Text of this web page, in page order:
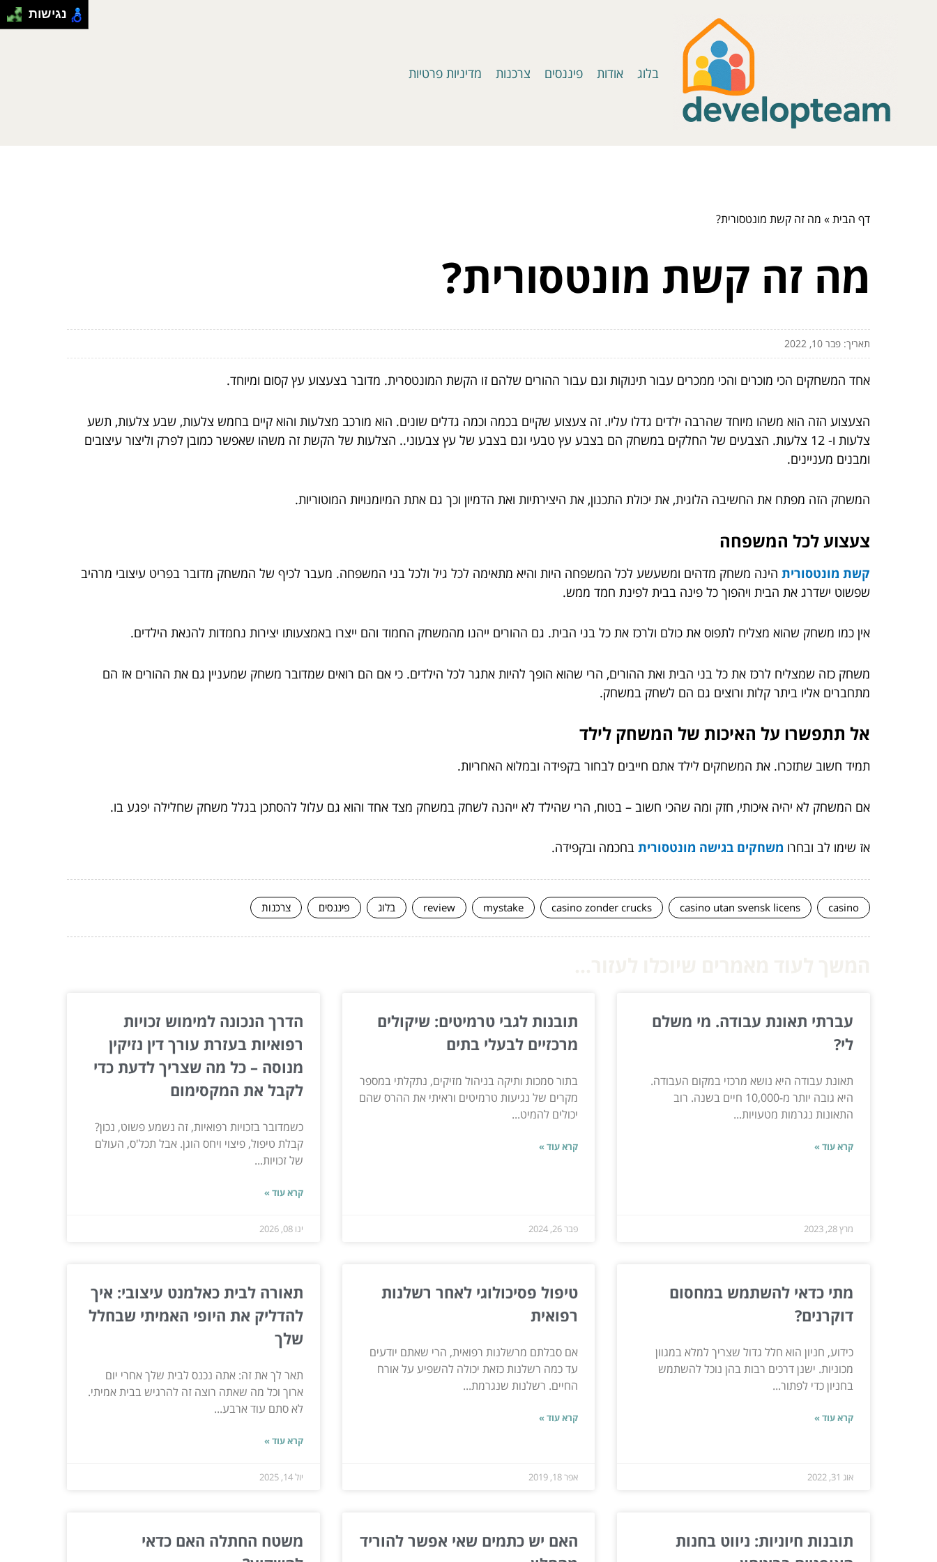
בלוג אודות פיננסים צרכנות מדיניות פרטיות
דף הבית» מה זה קשת מונטסורית?
מה זה קשת מונטסורית?
תאריך: פבר 10, 2022
אחד המשחקים הכי מוכרים והכי ממכרים עבור תינוקות וגם עבור ההורים שלהם זו הקשת המונטסרית. מדובר בצעצוע עץ קסום ומיוחד.
הצעצוע הזה הוא משהו מיוחד שהרבה ילדים גדלו עליו. זה צעצוע שקיים בכמה וכמה גדלים שונים. הוא מורכב מצלעות והוא קיים בחמש צלעות, שבע צלעות, תשע
צלעות ו- 12 צלעות. הצבעים של החלקים במשחק הם בצבע עץ טבעי וגם בצבע של עץ צבעוני.. הצלעות של הקשת זה משהו שאפשר כמובן לפרק וליצור עיצובים
ומבנים מעניינים.
המשחק הזה מפתח את החשיבה הלוגית, את יכולת התכנון, את היצירתיות ואת הדמיון וכך גם אתת המיומנויות המוטוריות.
צעצוע לכל המשפחה
קשת מונטסורית הינה משחק מדהים ומשעשע לכל המשפחה היות והיא מתאימה לכל גיל ולכל בני המשפחה. מעבר לכיף של המשחק מדובר בפריט עיצובי מרהיב
שפשוט ישדרג את הבית ויהפוך כל פינה בבית לפינת חמד ממש.
אין כמו משחק שהוא מצליח לתפוס את כולם ולרכז את כל בני הבית. גם ההורים ייהנו מהמשחק החמוד והם ייצרו באמצעותו יצירות נחמדות להנאת הילדים.
משחק כזה שמצליח לרכז את כל בני הבית ואת ההורים, הרי שהוא הופך להיות אתגר לכל הילדים. כי אם הם רואים שמדובר משחק שמעניין גם את ההורים אז הם
מתחברים אליו ביתר קלות ורוצים גם הם לשחק במשחק.
אל תתפשרו על האיכות של המשחק לילד
תמיד חשוב שתזכרו. את המשחקים לילד אתם חייבים לבחור בקפידה ובמלוא האחריות.
אם המשחק לא יהיה איכותי, חזק ומה שהכי חשוב – בטוח, הרי שהילד לא ייהנה לשחק במשחק מצד אחד והוא גם עלול להסתכן בגלל משחק שחלילה יפגע בו.
אז שימו לב ובחרו משחקים בגישה מונטסורית בחכמה ובקפידה.
casino
casino utan svensk licens
casino zonder crucks
mystake
review בלוג פיננסים צרכנות
עברתי תאונת עבודה. מי משלם
לי?
תאונת עבודה היא נושא מרכזי במקום העבודה.
היא גובה יותר מ-10,000 חיים בשנה. רוב
התאונות נגרמות מטעויות...
קרא עוד »
מרץ 28, 2023
תובנות לגבי טרמיטים: שיקולים
מרכזיים לבעלי בתים
בתור סמכות ותיקה בניהול מזיקים, נתקלתי במספר
מקרים של נגיעות טרמיטים וראיתי את ההרס שהם
יכולים להמיט...
קרא עוד »
פבר 26, 2024
הדרך הנכונה למימוש זכויות
רפואיות בעזרת עורך דין נזיקין
מנוסה – כל מה שצריך לדעת כדי
לקבל את המקסימום
כשמדובר בזכויות רפואיות, זה נשמע פשוט, נכון?
קבלת טיפול, פיצוי ויחס הוגן. אבל תכל'ס, העולם
של זכויות...
קרא עוד »
ינו 08, 2026
מתי כדאי להשתמש במחסום
דוקרנים?
כידוע, חניון הוא חלל גדול שצריך למלא במגוון
מכוניות. ישנן דרכים רבות בהן נוכל להשתמש
בחניון כדי לפתור...
קרא עוד »
אוג 31, 2022
טיפול פסיכולוגי לאחר רשלנות
רפואית
אם סבלתם מרשלנות רפואית, הרי שאתם יודעים
עד כמה רשלנות כזאת יכולה להשפיע על אורח
החיים. רשלנות שנגרמת...
קרא עוד »
אפר 18, 2019
תאורה לבית כאלמנט עיצובי: איך
להדליק את היופי האמיתי שבחלל
שלך
תאר לך את זה: אתה נכנס לבית שלך אחרי יום
ארוך וכל מה שאתה רוצה זה להרגיש בבית אמיתי.
לא סתם עוד ארבע...
קרא עוד »
יול 14, 2025
תובנות חיוניות: ניווט בחנות
האם יש כתמים שאי אפשר להוריד
משטח החתלה האם כדאי
נגישות